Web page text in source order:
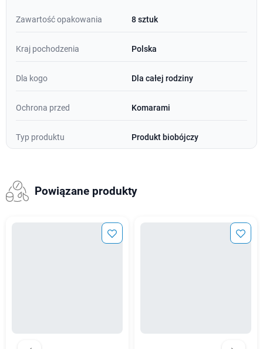
Zawartość opakowania 8 sztuk
Kraj pochodzenia Polska
Dla kogo Dla całej rodziny
Ochrona przed Komarami
Typ produktu Produkt biobójczy
Powiązane produkty